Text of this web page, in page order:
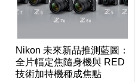
Nikon 未來新品推測藍圖：
全片幅定焦隨身機與 RED
技術加持機種成焦點